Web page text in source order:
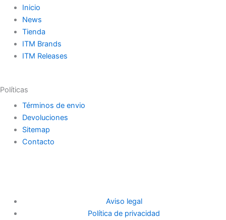
Inicio
News
Tienda
ITM Brands
ITM Releases
Políticas
Términos de envio
Devoluciones
Sitemap
Contacto
Aviso legal
Política de privacidad